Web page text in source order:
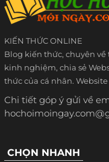
KIẾN THỨC ONLINE
Blog kiến thức, chuyên về
kinh nghiệm, chia sẻ
thức của cá nhân.
Chi tiết góp ý gửi về
CHỌN NHANH